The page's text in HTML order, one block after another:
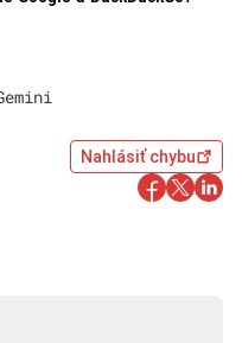
Nahlásiť chybu